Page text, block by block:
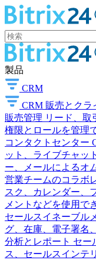
製品
CRM
CRM 販売とクラ
販売管理 リード、取
権限とロールを管理
コンタクトセンター
ット、ライブチャッ
ー、メールによるオ
営業チームのコラボ
スク、カレンダー、
メントなどを使用で
セールスイネーブル
グ、在庫、電子署名
分析とレポート セー
ス、セールスインテ